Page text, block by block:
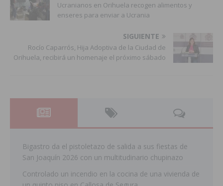
Ucranianos en Orihuela recogen alimentos y
enseres para enviar a Ucrania
SIGUIENTE
Rocío Caparrós, Hija Adoptiva de la Ciudad de
Orihuela, recibirá un homenaje el próximo sábado
Bigastro da el pistoletazo de salida a sus fiestas de
San Joaquín 2026 con un multitudinario chupinazo
Controlado un incendio en la cocina de una vivienda de